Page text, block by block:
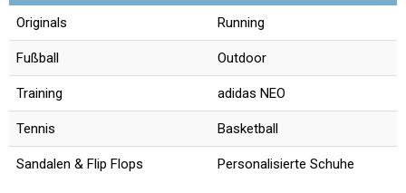
Originals Running
Fußball Outdoor
Training adidas NEO
Tennis Basketball
Sandalen & Flip Flops Personalisierte Schuhe